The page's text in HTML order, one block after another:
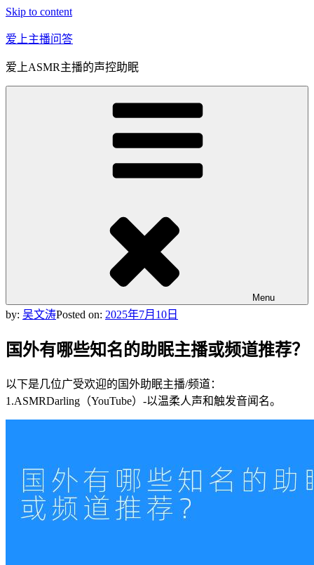
Skip to content
爱上主播问答
爱上ASMR主播的声控助眠
Menu
by: 吴文涛Posted on: 2025年7月10日
国外有哪些知名的助眠主播或频道推荐？
以下是几位广受欢迎的国外助眠主播/频道：
1.ASMRDarling（YouTube）-以温柔人声和触发音闻名。